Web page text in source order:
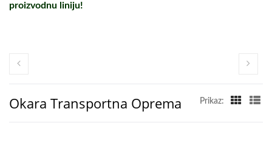
proizvodnu liniju!
Okara Transportna Oprema Prikaz: